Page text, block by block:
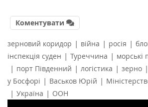
Коментувати
зерновий коридор | війна | росія |
інспекція суден | Туреччина | морські
| порт Південний | логістика | зерно |
у Босфорі | Васьков Юрій |
| Україна | ООН